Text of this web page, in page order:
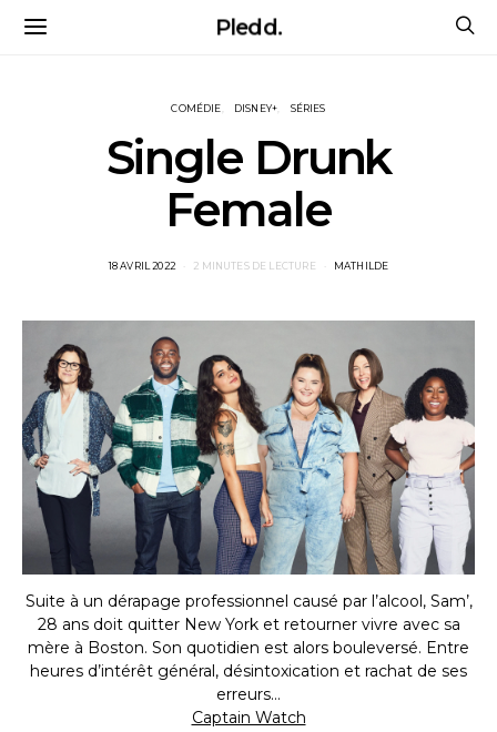
Pledd.
COMÉDIE DISNEY+ SÉRIES
Single Drunk
Female
POSTED
18 AVRIL 2022 2 MINUTES DE LECTURE MATHILDE
Suite à un dérapage professionnel causé par l’alcool, Sam’,
28 ans doit quitter New York et retourner vivre avec sa
mère à Boston. Son quotidien est alors bouleversé. Entre
heures d’intérêt général, désintoxication et rachat de ses
erreurs…
Captain Watch